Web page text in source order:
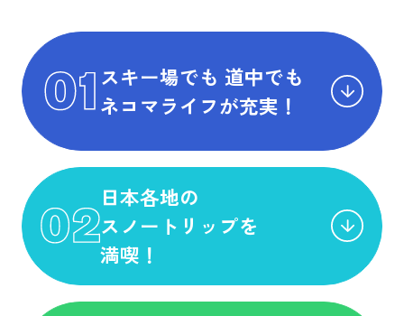
スキー場でも 道中でも
ネコマライフが充実！
日本各地の
スノートリップを
満喫！